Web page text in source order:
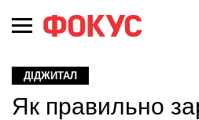
ДІДЖИТАЛ
Як правильно